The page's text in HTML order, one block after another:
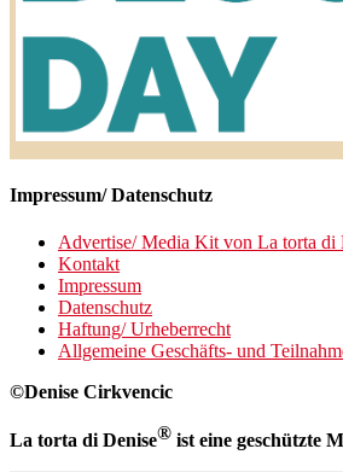
Impressum/ Datenschutz
Advertise/ Media Kit von La torta di
Kontakt
Impressum
Datenschutz
Haftung/ Urheberrecht
Allgemeine Geschäfts- und
©Denise Cirkvencic
La torta di Denise® ist eine geschützte